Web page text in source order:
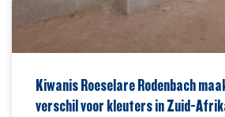
Kiwanis Roeselare Rodenbach
verschil voor kleuters in Zuid-